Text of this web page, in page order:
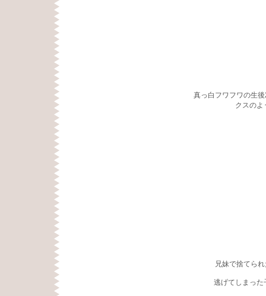
真っ白フワフワの生
クスのよ
兄妹で捨てら
逃げてしまった